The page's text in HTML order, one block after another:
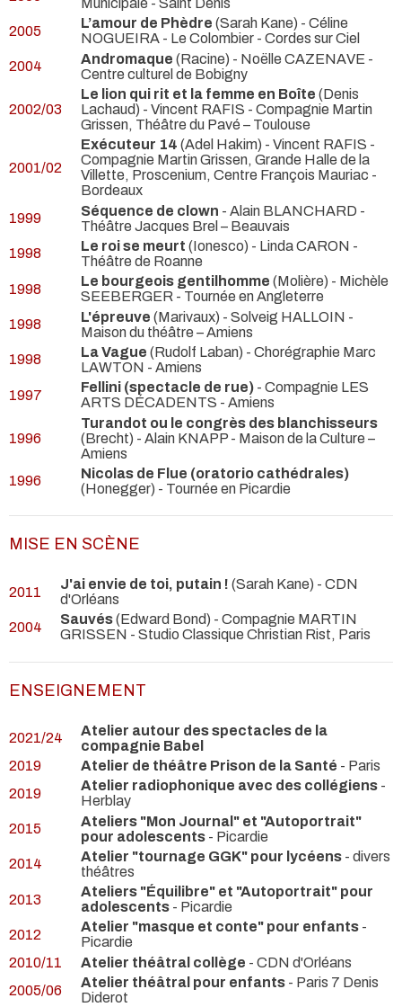
Municipale - Saint Denis
2005
L’amour de Phèdre (Sarah Kane) - Céline
NOGUEIRA - Le Colombier - Cordes sur Ciel
2004
Andromaque (Racine) - Noëlle CAZENAVE -
Centre culturel de Bobigny
2002/03
Le lion qui rit et la femme en Boîte (Denis
Lachaud) - Vincent RAFIS - Compagnie Martin
Grissen, Théâtre du Pavé – Toulouse
2001/02
Exécuteur 14 (Adel Hakim) - Vincent RAFIS -
Compagnie Martin Grissen, Grande Halle de la
Villette, Proscenium, Centre François Mauriac -
Bordeaux
1999
Séquence de clown - Alain BLANCHARD -
Théâtre Jacques Brel – Beauvais
1998
Le roi se meurt (Ionesco) - Linda CARON -
Théâtre de Roanne
1998
Le bourgeois gentilhomme (Molière) - Michèle
SEEBERGER - Tournée en Angleterre
1998
L'épreuve (Marivaux) - Solveig HALLOIN -
Maison du théâtre – Amiens
1998
La Vague (Rudolf Laban) - Chorégraphie Marc
LAWTON - Amiens
1997
Fellini (spectacle de rue) - Compagnie LES
ARTS DÉCADENTS - Amiens
1996
Turandot ou le congrès des blanchisseurs
(Brecht) - Alain KNAPP - Maison de la Culture –
Amiens
1996
Nicolas de Flue (oratorio cathédrales)
(Honegger) - Tournée en Picardie
MISE EN SCÈNE
2011 J'ai envie de toi, putain ! (Sarah Kane) - CDN
d'Orléans
2004
Sauvés(Edward Bond) - Compagnie MARTIN
GRISSEN - Studio Classique Christian Rist, Paris
ENSEIGNEMENT
2021/24
Atelier autour des spectacles de la
compagnie Babel
2019
Atelier de théâtre Prison de la Santé - Paris
2019
Atelier radiophonique avec des collégiens -
Herblay
2015
Ateliers "Mon Journal" et "Autoportrait"
pour adolescents - Picardie
2014
Atelier "tournage GGK" pour lycéens - divers
théâtres
2013
Ateliers "Équilibre" et "Autoportrait" pour
adolescents - Picardie
2012
Atelier "masque et conte" pour enfants -
Picardie
2010/11
Atelier théâtral collège - CDN d'Orléans
2005/06
Atelier théâtral pour enfants - Paris 7 Denis
Diderot